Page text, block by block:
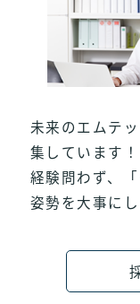
未来のエムテ
集しています！
経験問わず、
姿勢を大事にし